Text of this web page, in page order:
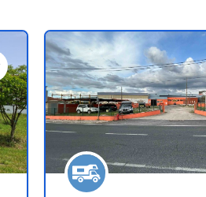
à vos favoris